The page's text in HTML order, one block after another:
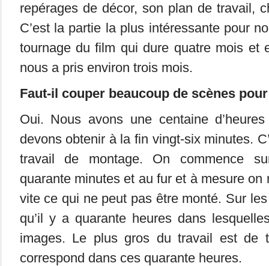
repérages de décor, son plan de travail,
C’est la partie la plus intéressante pour
tournage du film qui dure quatre mois et
nous a pris environ trois mois.
Faut-il couper beaucoup de scènes
Oui. Nous avons une centaine
devons obtenir à la fin vingt-six minutes.
travail de montage. On commence
quarante minutes et au fur et à mesure on
vite ce qui ne peut pas être monté. Sur
qu’il y a quarante heures dans
images. Le plus gros du travail est de
correspond dans ces quarante heures.